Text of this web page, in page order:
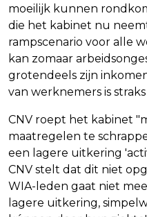
moeilijk kunnen
die het kabinet nu
rampscenario voor alle
kan zomaar
grotendeels zijn
van werknemers is straks
CNV roept het kabinet
maatregelen te
een lagere uitkering
CNV stelt dat dit niet
WIA-leden gaat niet
lagere uitkering,